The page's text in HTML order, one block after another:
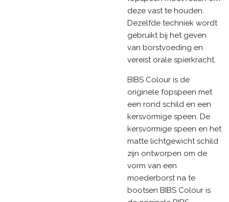
deze vast te houden.
Dezelfde techniek wordt
gebruikt bij het geven
van borstvoeding en
vereist orale spierkracht.
BIBS Colour is de
originele fopspeen met
een rond schild en een
kersvormige speen. De
kersvormige speen en het
matte lichtgewicht schild
zijn ontworpen om de
vorm van een
moederborst na te
bootsen BIBS Colour is